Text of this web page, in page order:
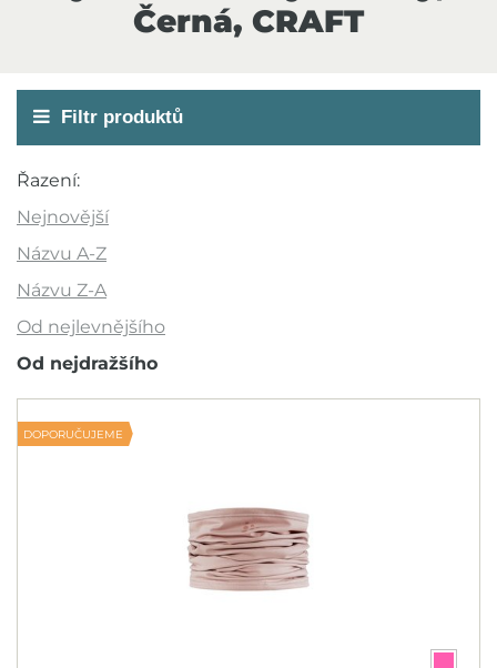
Černá, CRAFT
Filtr produktů
Cena
343 Kč
Akce
Novinka
Výprodej
Řazení:
Nejnovější
Názvu A-Z
Názvu Z-A
Od nejlevnějšího
Od nejdražšího
DOPORUČUJEME